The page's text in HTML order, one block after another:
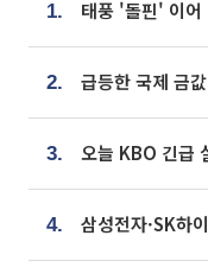
1.
2. 급등한 국제 금
3. 오늘 KBO 긴급
4. 삼성전자·SK하